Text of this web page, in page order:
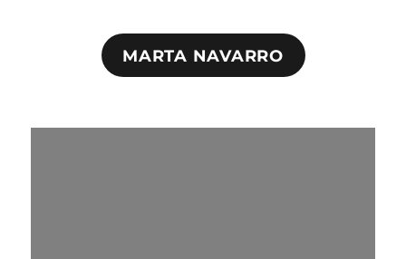
MARTA NAVARRO